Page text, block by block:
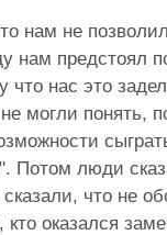
нам не
нам предстоял
нас это
не могли
Потом люди
что не
кто оказался